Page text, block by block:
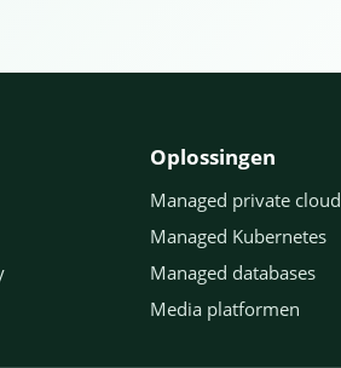
Oplossingen
Managed private cloud
Managed Kubernetes
Managed databases
Media platformen